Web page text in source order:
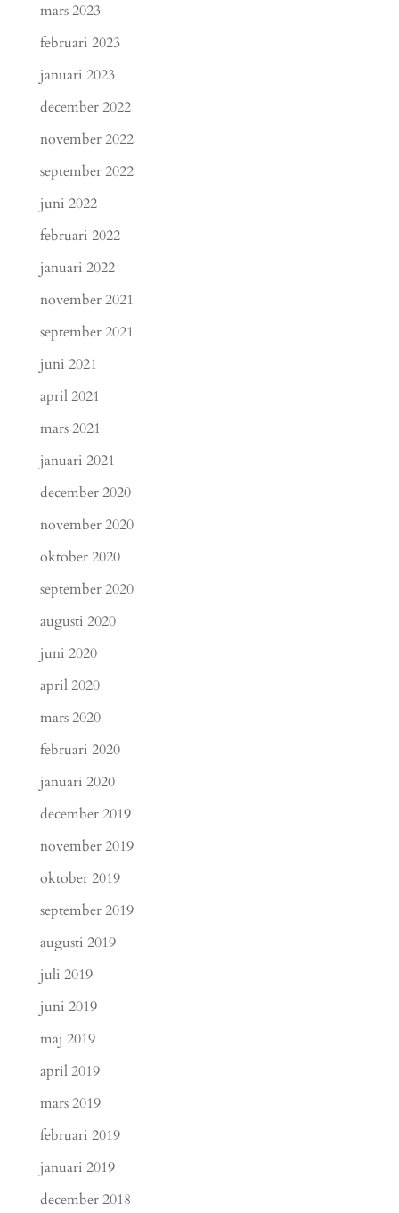
mars 2023
februari 2023
januari 2023
december 2022
november 2022
september 2022
juni 2022
februari 2022
januari 2022
november 2021
september 2021
juni 2021
april 2021
mars 2021
januari 2021
december 2020
november 2020
oktober 2020
september 2020
augusti 2020
juni 2020
april 2020
mars 2020
februari 2020
januari 2020
december 2019
november 2019
oktober 2019
september 2019
augusti 2019
juli 2019
juni 2019
maj 2019
april 2019
mars 2019
februari 2019
januari 2019
december 2018